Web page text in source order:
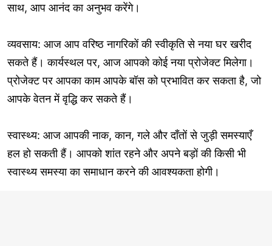
साथ, आप आनंद का अनुभव करेंगे।
व्यवसाय: आज आप वरिष्ठ नागरिकों की स्वीकृति से नया घर खरीद
सकते हैं। कार्यस्थल पर, आज आपको कोई नया प्रोजेक्ट मिलेगा।
प्रोजेक्ट पर आपका काम आपके बॉस को प्रभावित कर सकता है, जो
आपके वेतन में वृद्धि कर सकते हैं।
स्वास्थ्य: आज आपकी नाक, कान, गले और दाँतों से जुड़ी समस्याएँ
हल हो सकती हैं। आपको शांत रहने और अपने बड़ों की किसी भी
स्वास्थ्य समस्या का समाधान करने की आवश्यकता होगी।